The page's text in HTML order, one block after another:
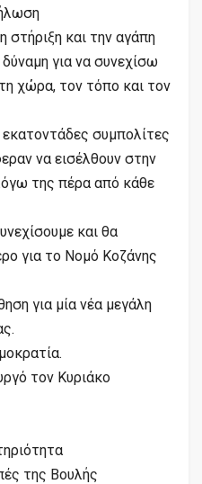
στήριξη και την αγάπη
δύναμη για να συνεχίσω
χώρα, τον τόπο και τον
συμπολίτες
να εισέλθουν στην
της πέρα από κάθε
και θα
για το Νομό Κοζάνης
για μία νέα μεγάλη
τον Κυριάκο
της Βουλής